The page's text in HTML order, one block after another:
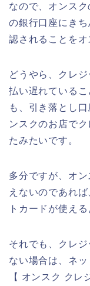
なので、オンス
の銀行口座にき
認されることをオ
どうやら、クレ
払い遅れている
も、引き落とし
ンスクのお店で
たみたいです。
多分ですが、オ
えないのであれ
トカードが使え
それでも、クレ
ない場合は、ネッ
【 オンスク ク